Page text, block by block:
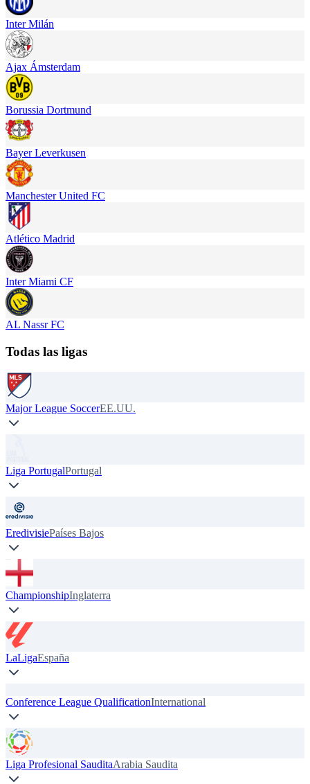
Inter Milán
Ajax Ámsterdam
Borussia Dortmund
Bayer Leverkusen
Manchester United FC
Atlético Madrid
Inter Miami CF
AL Nassr FC
Todas las ligas
Major League SoccerEE.UU.
Liga PortugalPortugal
EredivisiePaíses Bajos
ChampionshipInglaterra
LaLigaEspaña
Conference League QualificationInternational
Liga Profesional SauditaArabia Saudita